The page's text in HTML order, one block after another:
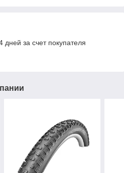
дней за счет покупателя